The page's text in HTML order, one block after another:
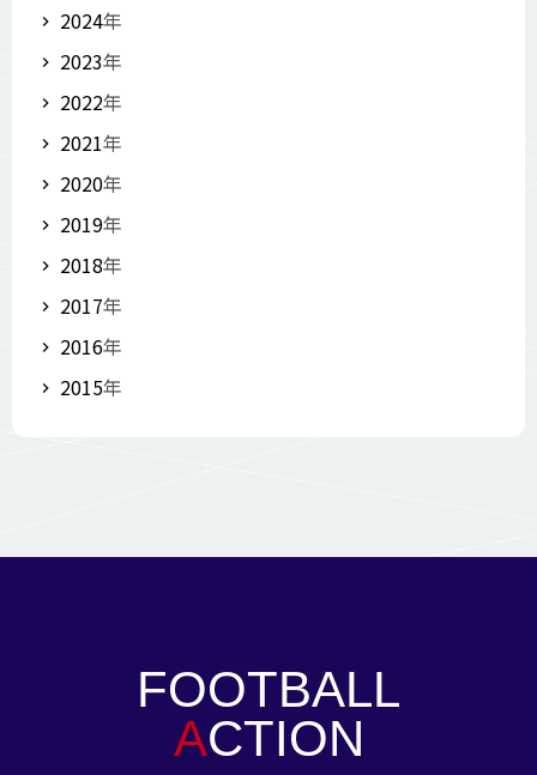
2024年
2023年
2022年
2021年
2020年
2019年
2018年
2017年
2016年
2015年
FOOTBALL
ACTION